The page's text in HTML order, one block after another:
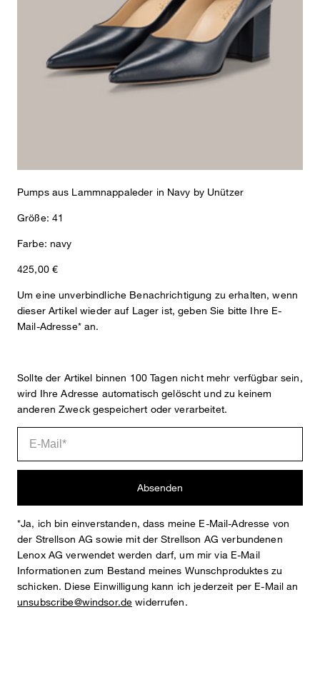
In den Warenkorb
Das macht diesen Artikel besonders
Glattes Lammnappa, die reine Innenverarbeitung aus Leder und
Fashion- & Lifestyle-Redaktion
Details
Pumps aus Lammnappaleder in Navy by Unützer
Größe: 41
Farbe: navy
425,00 €
Um eine unverbindliche Benachrichtigung zu erhalten, wenn
dieser Artikel wieder auf Lager ist, geben Sie bitte Ihre E-
Mail-Adresse* an.
Sollte der Artikel binnen 100 Tagen nicht mehr verfügbar sein,
wird Ihre Adresse automatisch gelöscht und zu keinem
anderen Zweck gespeichert oder verarbeitet.
Absenden
*Ja, ich bin einverstanden, dass meine E-Mail-Adresse von
der Strellson AG sowie mit der Strellson AG verbundenen
Lenox AG verwendet werden darf, um mir via E-Mail
Informationen zum Bestand meines Wunschproduktes zu
schicken. Diese Einwilligung kann ich jederzeit per E-Mail an
unsubscribe@windsor.de widerrufen.